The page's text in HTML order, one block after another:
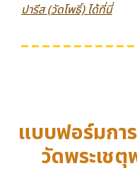
ปารีส (วัดโพธิ์) ได้ที่นี่
แบบฟอร์มกา
วัดพระเช